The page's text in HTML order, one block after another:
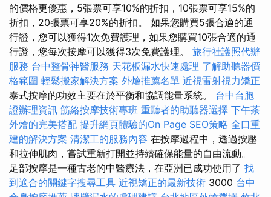
的價格更優惠，5張票可享10%的折扣，10張票可享15%的
折扣，20張票可享20%的折扣。 如果您購買5張合適的通
行證，您可以獲得1次免費護理，如果您購買10張合適的通
行證，您每次按摩可以獲得3次免費護理。 旅行社護照代辦
服務 台中整骨神醫服務 天花板漏水快速處理 了解助聽器價
格範圍 輕鬆搬家解決方案 外燴推薦名單 近視雷射視力矯正
泰式按摩的功效主要在於平衡和協調能量系統。 台中台胞
證辦理資訊 筋絡按摩技術專班 重聽者的助聽器選擇 下午茶
外燴的完美搭配 提升網頁體驗的On Page SEO策略 全口重
建的解決方案 清潔工的服務內容 在按摩過程中，透過按壓
和拉伸肌肉，嘗試重新打開並持續確保能量的自由流動。
足部按摩是一種古老的中醫療法，在亞洲已成功使用了 找
到適合的關鍵字搜尋工具 近視矯正的最新技術 3000 台中